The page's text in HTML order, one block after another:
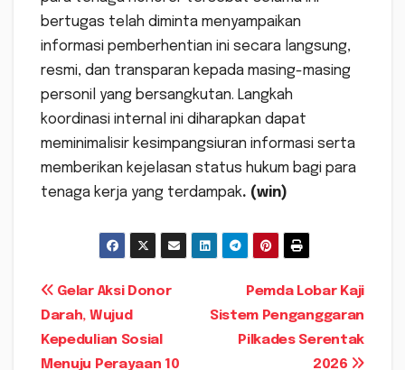
bertugas telah diminta menyampaikan
informasi pemberhentian ini secara langsung,
resmi, dan transparan kepada masing-masing
personil yang bersangkutan. Langkah
koordinasi internal ini diharapkan dapat
meminimalisir kesimpangsiuran informasi serta
memberikan kejelasan status hukum bagi para
tenaga kerja yang terdampak. (win)
Navigasi
pos
Pemda Lobar Kaji
Sistem Penganggaran
Pilkades Serentak
2026
Gelar Aksi Donor
Darah, Wujud
Kepedulian Sosial
Menuju Perayaan 10